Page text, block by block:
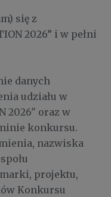
się z
2026” i w pełni
danych
udziału w
2026" oraz w
konkursu.
nazwiska
projektu,
Konkursu